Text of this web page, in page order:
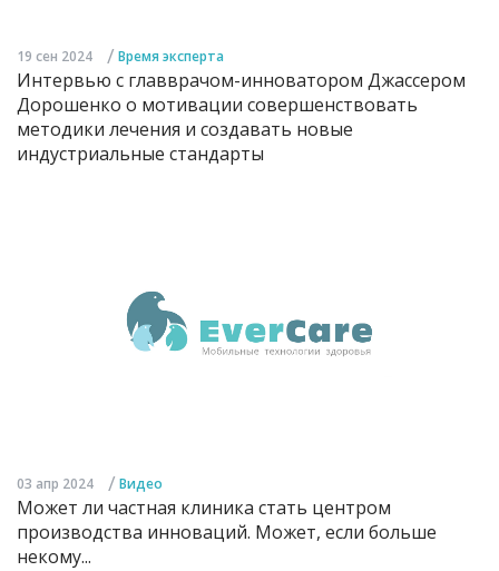
19 сен 2024 / Время эксперта
Интервью с главврачом-инноватором Джассером
Дорошенко о мотивации совершенствовать
методики лечения и создавать новые
индустриальные стандарты
03 апр 2024 / Видео
Может ли частная клиника стать центром
производства инноваций. Может, если больше
некому...